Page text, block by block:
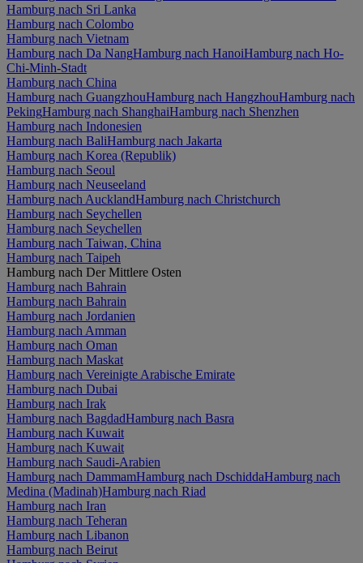
Hamburg nach Sri Lanka
Hamburg nach Colombo
Hamburg nach Vietnam
Hamburg nach Da NangHamburg nach HanoiHamburg nach Ho-
Chi-Minh-Stadt
Hamburg nach China
Hamburg nach GuangzhouHamburg nach HangzhouHamburg nach
PekingHamburg nach ShanghaiHamburg nach Shenzhen
Hamburg nach Indonesien
Hamburg nach BaliHamburg nach Jakarta
Hamburg nach Korea (Republik)
Hamburg nach Seoul
Hamburg nach Neuseeland
Hamburg nach AucklandHamburg nach Christchurch
Hamburg nach Seychellen
Hamburg nach Seychellen
Hamburg nach Taiwan, China
Hamburg nach Taipeh
Hamburg nach Der Mittlere Osten
Hamburg nach Bahrain
Hamburg nach Bahrain
Hamburg nach Jordanien
Hamburg nach Amman
Hamburg nach Oman
Hamburg nach Maskat
Hamburg nach Vereinigte Arabische Emirate
Hamburg nach Dubai
Hamburg nach Irak
Hamburg nach BagdadHamburg nach Basra
Hamburg nach Kuwait
Hamburg nach Kuwait
Hamburg nach Saudi-Arabien
Hamburg nach DammamHamburg nach DschiddaHamburg nach
Medina (Madinah)Hamburg nach Riad
Hamburg nach Iran
Hamburg nach Teheran
Hamburg nach Libanon
Hamburg nach Beirut